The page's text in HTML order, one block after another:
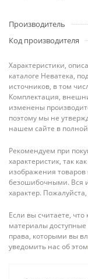
Производитель
Код производителя
Характеристики,
каталоге Неватека,
источников, в том
Комплектация,
изменены
поэтому мы не
нашем сайте в полной
Рекомендуем при
характеристик, так
изображения
безошибочными. Вся
характер.
Если вы считаете,
материалы
права, которыми вы
уведомить нас об этом